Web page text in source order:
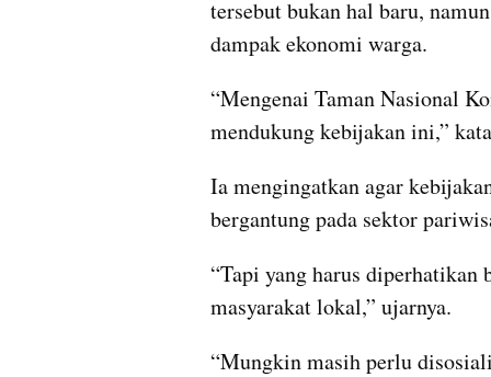
tersebut bukan hal baru,
dampak ekonomi warga.
“Mengenai Taman Nasional
mendukung kebijakan ini,”
Ia mengingatkan agar
bergantung pada sektor
“Tapi yang harus
masyarakat lokal,” ujarnya.
“Mungkin masih perlu